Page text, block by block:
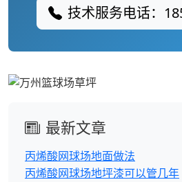
技术服务电话：
最新文章
丙烯酸网球场地面做法
丙烯酸网球场地坪漆可以管几年